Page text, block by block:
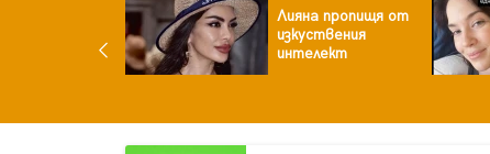
Лияна пропищя от
изкуствения
интелект